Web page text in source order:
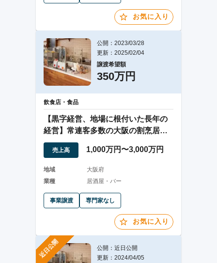
お気に入り
公開：2023/03/28
更新：2025/02/04
譲渡希望額
350万円
飲食店・食品
【黒字経営、地場に根付いた長年の
経営】常連客多数の大阪の割烹居酒
屋
売上高 1,000万円〜3,000万円
地域
大阪府
業種
居酒屋・バー
事業譲渡 専門家なし
お気に入り
近日公開
公開：近日公開
更新：2024/04/05